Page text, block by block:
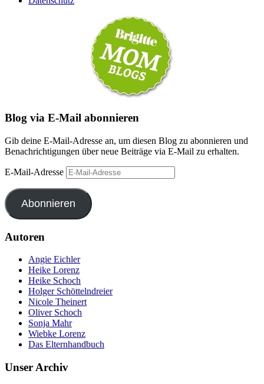
Blog via E-Mail abonnieren
Gib deine E-Mail-Adresse an, um diesen Blog zu abonnieren und
Benachrichtigungen über neue Beiträge via E-Mail zu erhalten.
E-Mail-Adresse
Abonnieren
Autoren
Angie Eichler
Heike Lorenz
Heike Schoch
Holger Schöttelndreier
Nicole Theinert
Oliver Schoch
Sonja Mahr
Wiebke Lorenz
Das Elternhandbuch
Unser Archiv